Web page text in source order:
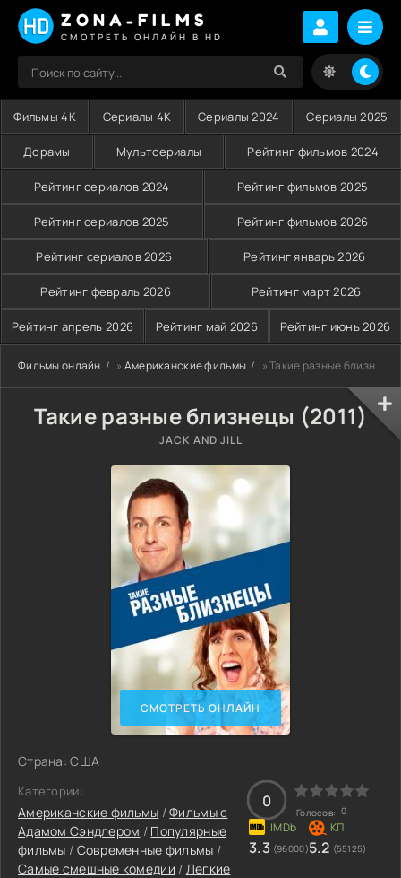
ZONA-FILMS
СМОТРЕТЬ ОНЛАЙН В HD
Фильмы 4K Сериалы 4K Сериалы 2024 Сериалы 2025
Дорамы Мультсериалы Рейтинг фильмов 2024
Рейтинг сериалов 2024 Рейтинг фильмов 2025
Рейтинг сериалов 2025 Рейтинг фильмов 2026
Рейтинг сериалов 2026 Рейтинг январь 2026
Рейтинг февраль 2026 Рейтинг март 2026
Рейтинг апрель 2026 Рейтинг май 2026 Рейтинг июнь 2026
Фильмы онлайн » Американские фильмы » Такие разные близнецы (2011)
Такие разные близнецы (2011)
JACK AND JILL
СМОТРЕТЬ ОНЛАЙН
Страна: США
Категории:
Американские фильмы /Фильмы c
Адамом Сэндлером / Популярные
фильмы / Современные фильмы /
Самые смешные комедии / Легкие
0
Голосов: 0
3.3 (96000)5.2 (55125)